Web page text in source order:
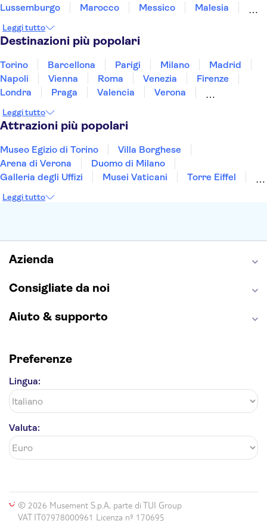
Lussemburgo
Marocco Messico
Malesia
Tunisia
Turchia Vietnam
Leggi tutto
Destinazioni più popolari
Torino Barcellona Parigi Milano
Madrid
Napoli
Vienna Roma Venezia
Firenze
Londra
Praga Valencia
Verona
Genova
Palermo
Leggi tutto
Attrazioni più popolari
Museo Egizio di Torino
Villa Borghese
Arena di Verona
Duomo di Milano
Galleria degli Uffizi
Musei Vaticani
Torre Eiffel
Reggia di Caserta
Leggi tutto
Azienda
Consigliate da noi
Aiuto & supporto
Preferenze
Lingua:
Valuta:
© 2026 Musement S.p.A, parte di TUI Group
VAT IT07978000961 Licenza nº 170695